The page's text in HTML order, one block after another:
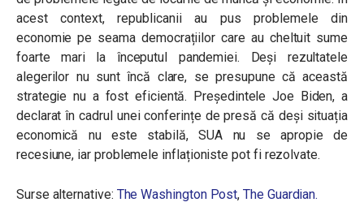
acest context, republicanii au pus problemele din
economie pe seama democrațiilor care au cheltuit sume
foarte mari la începutul pandemiei. Deși rezultatele
alegerilor nu sunt încă clare, se presupune că această
strategie nu a fost eficientă. Președintele Joe Biden, a
declarat în cadrul unei conferințe de presă că deși situația
economică nu este stabilă, SUA nu se apropie de
recesiune, iar problemele inflaționiste pot fi rezolvate.
Surse alternative: The Washington Post,The Guardian.